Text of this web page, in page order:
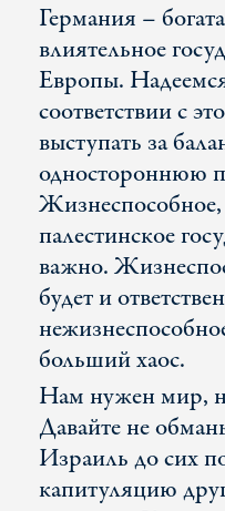
Германия –
влиятельное
Европы.
соответствии с
выступать за
одностороннюю
Жизнеспособное,
палестинское
важно.
будет и
больший хаос.
Нам нужен мир,
Давайте не
Израиль до сих
капитуляцию